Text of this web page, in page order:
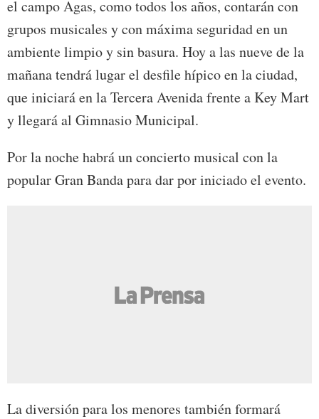
el campo Agas, como todos los años, contarán con
grupos musicales y con máxima seguridad en un
ambiente limpio y sin basura. Hoy a las nueve de la
mañana tendrá lugar el desfile hípico en la ciudad,
que iniciará en la Tercera Avenida frente a Key Mart
y llegará al Gimnasio Municipal.
Por la noche habrá un concierto musical con la
popular Gran Banda para dar por iniciado el evento.
La diversión para los menores también formará